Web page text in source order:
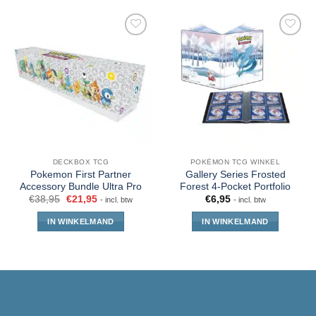
DECKBOX TCG
Pokemon First Partner
Accessory Bundle Ultra Pro
€38,95 €21,95 - incl. btw
IN WINKELMAND
POKÉMON TCG WINKEL
Gallery Series Frosted
Forest 4-Pocket Portfolio
€6,95 - incl. btw
IN WINKELMAND